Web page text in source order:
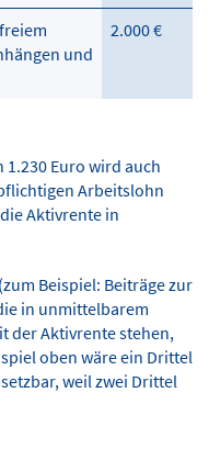
und
2.000 €
Euro wird auch
Arbeitslohn
Aktivrente in
(zum Beispiel: Beiträge zur
in unmittelbarem
der Aktivrente stehen,
oben wäre ein Drittel
weil zwei Drittel